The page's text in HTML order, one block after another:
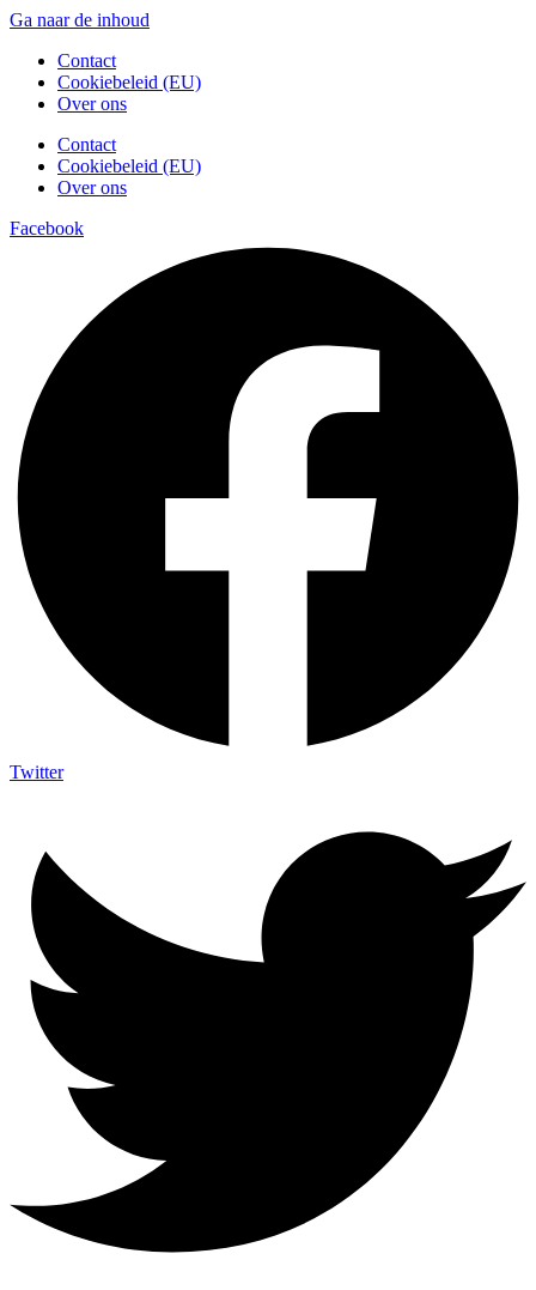
Ga naar de inhoud
Contact
Cookiebeleid (EU)
Over ons
Contact
Cookiebeleid (EU)
Over ons
Facebook
Twitter